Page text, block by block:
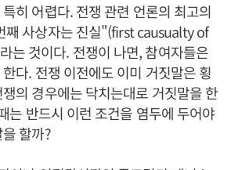
히 어렵다. 전쟁 관련 언론의 최고의
째 사상자는 진실"(first causualty of
는 것이다. 전쟁이 나면, 참여자들은
다. 전쟁 이전에도 이미 거짓말은 횡
의 경우에는 닥치는대로 거짓말을 한
는 반드시 이런 조건을 염두에 두어야
할까?